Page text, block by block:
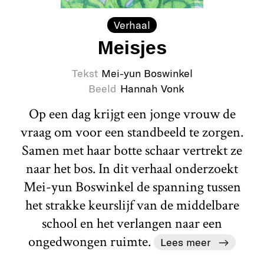
Verhaal
Meisjes
Tekst Mei-yun Boswinkel
Beeld Hannah Vonk
Op een dag krijgt een jonge vrouw de
vraag om voor een standbeeld te zorgen.
Samen met haar botte schaar vertrekt ze
naar het bos. In dit verhaal onderzoekt
Mei-yun Boswinkel de spanning tussen
het strakke keurslijf van de middelbare
school en het verlangen naar een
ongedwongen ruimte.
Lees meer